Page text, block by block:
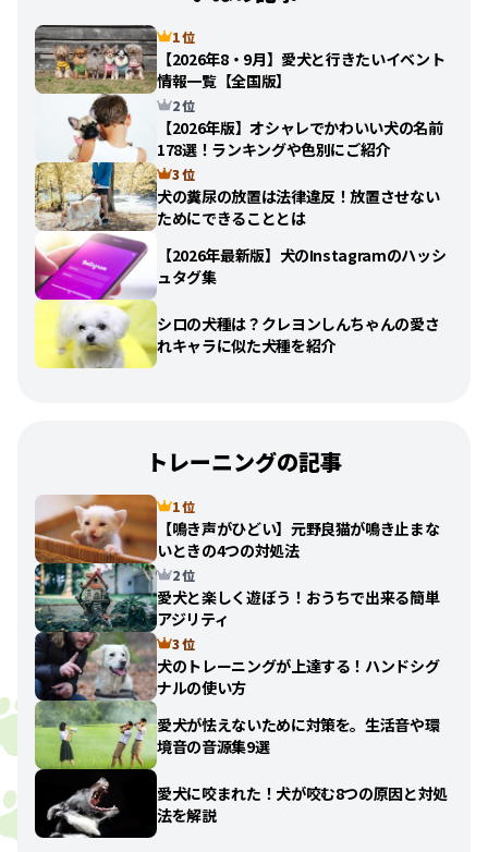
1 位
【2026年8・9月】愛犬と行きたいイベント
情報一覧【全国版】
2 位
【2026年版】オシャレでかわいい犬の名前
178選！ランキングや色別にご紹介
3 位
犬の糞尿の放置は法律違反！放置させない
ためにできることとは
【2026年最新版】犬のInstagramのハッシ
ュタグ集
シロの犬種は？クレヨンしんちゃんの愛さ
れキャラに似た犬種を紹介
トレーニングの記事
1 位
【鳴き声がひどい】元野良猫が鳴き止まな
いときの4つの対処法
2 位
愛犬と楽しく遊ぼう！おうちで出来る簡単
アジリティ
3 位
犬のトレーニングが上達する！ハンドシグ
ナルの使い方
愛犬が怯えないために対策を。生活音や環
境音の音源集9選
愛犬に咬まれた！犬が咬む8つの原因と対処
法を解説